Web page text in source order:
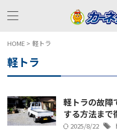
HOME > 軽トラ
軽トラ
軽トラの故障
する方法まで
2025/8/22